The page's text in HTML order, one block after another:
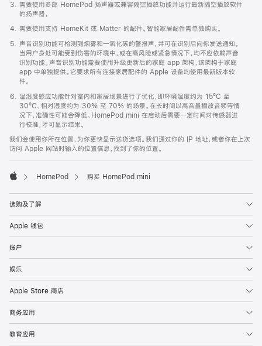
需要使用多部 HomePod 扬声器或兼容隔空播放功能并运行最新隔空播放软件
的扬声器。
需要使用支持 HomeKit 或 Matter 的配件。智能家居配件需单独购买。
声音识别功能可检测到烟雾和一氧化碳的警报声，并可在识别后向你发送通知。
当用户身处可能受到伤害的环境中，或在高风险或紧急情况下，均不应依赖声音
识别功能。声音识别功能需要使用升级更新后的家庭 app 架构，该架构于家庭
app 中单独提供。它要求所有连接家居配件的 Apple 设备均使用最新版本软
件。
温湿度感应功能针对室内和家居场景进行了优化，即环境温度约为 15ºC 至
30ºC、相对湿度约为 30% 至 70% 的场景。在长时间以高音量播放音频等情
况下，准确性可能会降低。HomePod mini 在启动后需要一定时间对传感器进
行校准，才可显示结果。
我们会使用你所在位置，为你更快显示送货选项。我们通过你的 IP 地址，或者你在上次
访问 Apple 网站时输入的位置信息，找到了你的位置。
HomePod 购买 HomePod mini
选购及了解
Apple 钱包
账户
娱乐
Apple Store 商店
商务应用
教育应用